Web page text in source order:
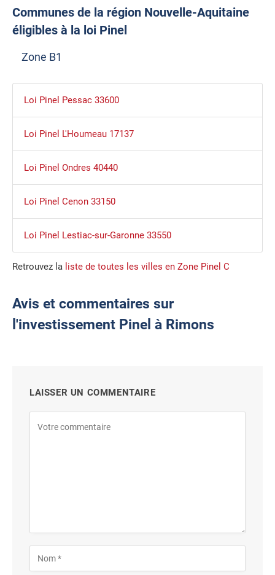
Communes de la région Nouvelle-Aquitaine
éligibles à la loi Pinel
Zone B1
Loi Pinel Pessac 33600
Loi Pinel L'Houmeau 17137
Loi Pinel Ondres 40440
Loi Pinel Cenon 33150
Loi Pinel Lestiac-sur-Garonne 33550
Retrouvez la liste de toutes les villes en Zone Pinel C
Avis et commentaires sur
l'investissement Pinel à Rimons
LAISSER UN COMMENTAIRE